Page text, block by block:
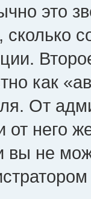
это
как
От
от него
вы не